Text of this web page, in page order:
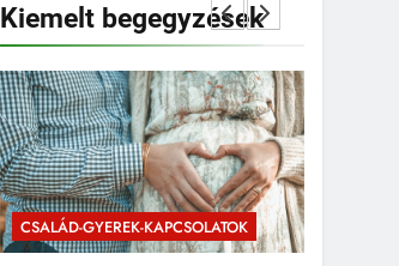
Kiemelt begegyzések
CSALÁD-GYEREK-KAPCSOLATOK